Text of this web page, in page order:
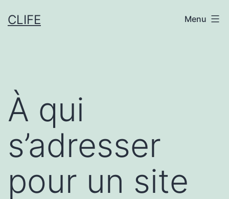
auCLIFE Menu
À qui
s’adresser
pour un site